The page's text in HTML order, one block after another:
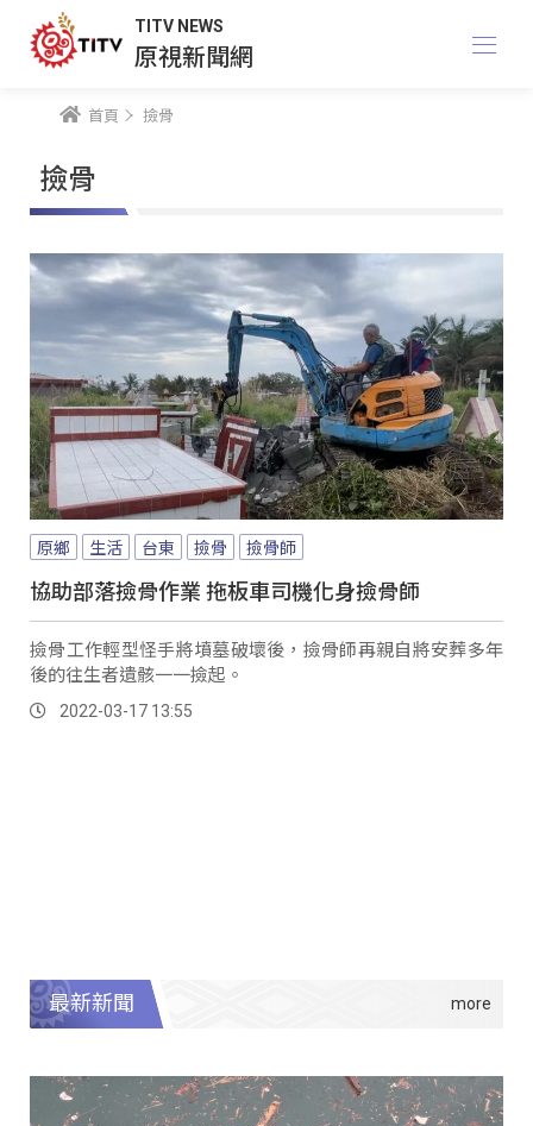
TITV NEWS
原視新聞網
首頁 撿骨
撿骨
原鄉 生活 台東 撿骨 撿骨師
協助部落撿骨作業 拖板車司機化身撿骨師
撿骨工作輕型怪手將墳墓破壞後，撿骨師再親自將安葬多年
後的往生者遺骸一一撿起。
2022-03-17 13:55
最新新聞